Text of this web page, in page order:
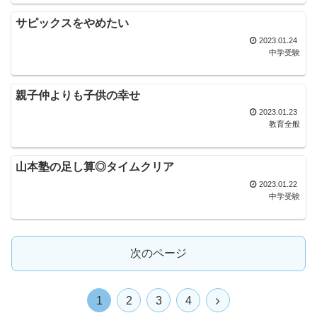
サピックスをやめたい
2023.01.24
中学受験
親子仲よりも子供の幸せ
2023.01.23
教育全般
山本塾の足し算◎タイムクリア
2023.01.22
中学受験
次のページ
1 2 3 4